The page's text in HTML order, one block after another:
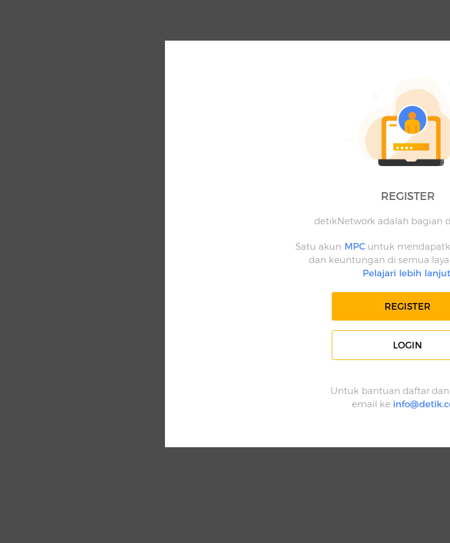
REGISTER
detikNetwork adalah bagian
Satu akun MPCuntuk
dan keuntungan di semua
Pelajari lebih
REGISTER
LOGIN
Untuk bantuan daftar
email ke